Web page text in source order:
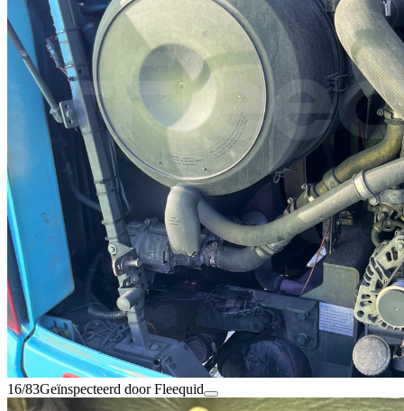
16/83Geïnspecteerd door Fleequid